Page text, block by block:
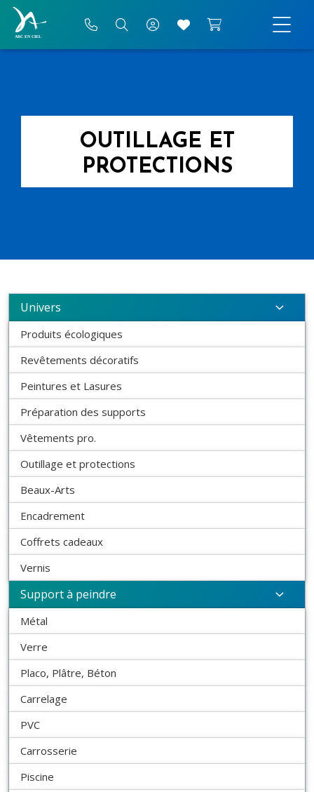
OUTILLAGE ET
PROTECTIONS
Univers
Produits écologiques
Revêtements décoratifs
Peintures et Lasures
Préparation des supports
Vêtements pro.
Outillage et protections
Beaux-Arts
Encadrement
Coffrets cadeaux
Vernis
Support à peindre
Métal
Verre
Placo, Plâtre, Béton
Carrelage
PVC
Carrosserie
Piscine